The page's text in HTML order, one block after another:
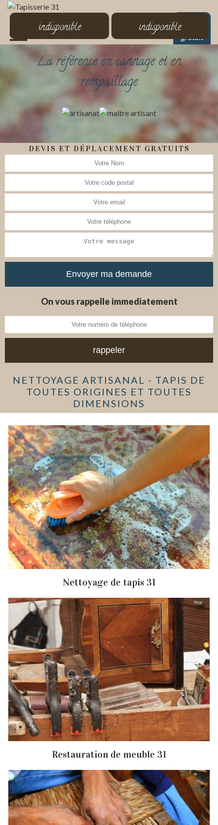
Devis
gratuit
indisponible indisponible
La référence en cannage et en
rempaillage
DEVIS ET DÉPLACEMENT GRATUITS
On vous rappelle immediatement
NETTOYAGE ARTISANAL - TAPIS DE
TOUTES ORIGINES ET TOUTES
DIMENSIONS
Nettoyage de tapis 31
Restauration de meuble 31